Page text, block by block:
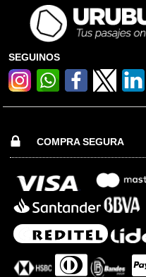
SEGUINOS
COMPRA SEGURA